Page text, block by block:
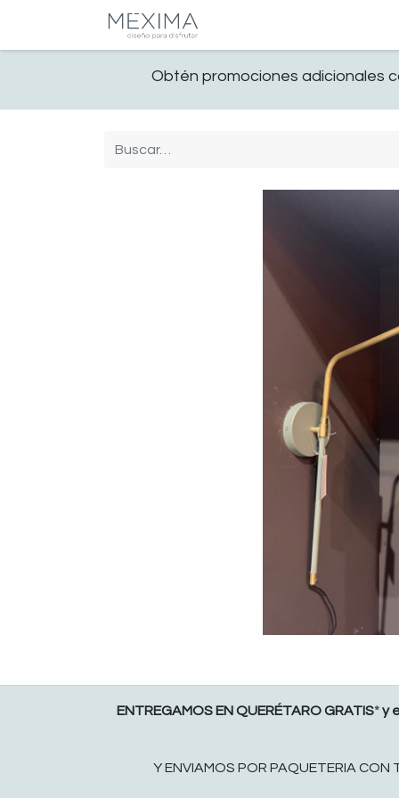
Obtén promociones adicionales
ENTREGAMOS EN QUERÉTARO GRATIS*y
Y ENVIAMOS POR PAQUETERIA